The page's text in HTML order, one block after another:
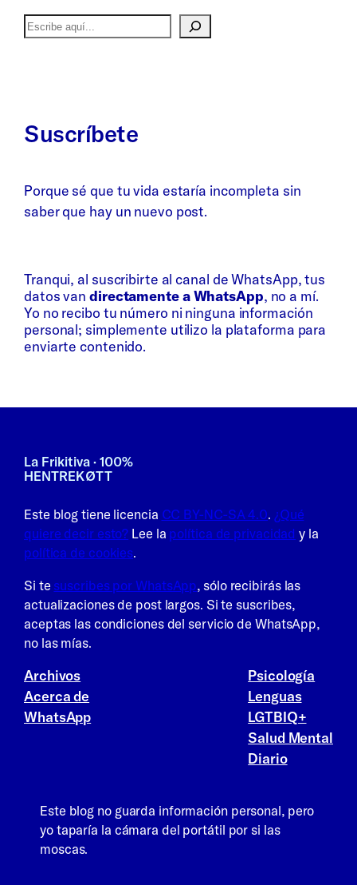
Buscar
Suscríbete
Porque sé que tu vida estaría incompleta sin
saber que hay un nuevo post.
Tranqui, al suscribirte al canal de WhatsApp, tus
datos vandirectamente a WhatsApp, no a mí.
Yo no recibo tu número ni ninguna información
personal; simplemente utilizo la plataforma para
enviarte contenido.
La Frikitiva · 100%
HENTREKØTT
Este blog tiene licencia CC BY-NC-SA 4.0. ¿Qué
quiere decir esto? Lee la política de privacidad y la
política de cookies.
Si te suscribes por WhatsApp, sólo recibirás las
actualizaciones de post largos. Si te suscribes,
aceptas las condiciones del servicio de WhatsApp,
no las mías.
Archivos
Acerca de
WhatsApp
Psicología
Lenguas
LGTBIQ+
Salud Mental
Diario
Este blog no guarda información personal, pero
yo taparía la cámara del portátil por si las
moscas.